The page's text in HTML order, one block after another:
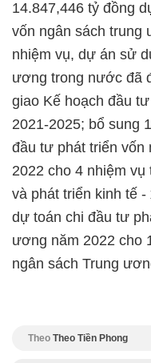
14.847,446 tỷ đồng
vốn ngân sách trung
nhiệm vụ, dự án sử
ương trong nước đã
giao Kế hoạch đầu
2021-2025; bổ sung
đầu tư phát triển vốn
2022 cho 4 nhiệm
và phát triển kinh tế
dự toán chi đầu tư
ương năm 2022 cho
ngân sách Trung
Theo Theo Tiền Phong